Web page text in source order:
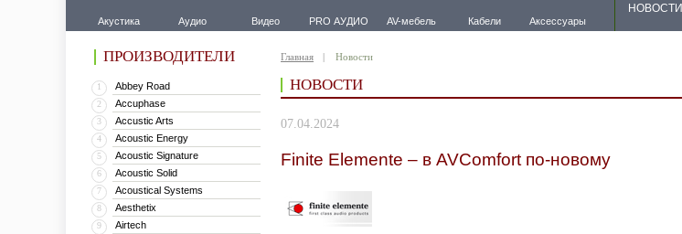
Акустика Аудио Видео PRO АУДИО AV-мебель Кабели Аксессуары
НОВОСТИ
ПРОИЗВОДИТЕЛИ
1 Abbey Road
2 Accuphase
3 Accustic Arts
4 Acoustic Energy
5 Acoustic Signature
6 Acoustic Solid
7 Acoustical Systems
8 Aesthetix
9 Airtech
Главная Новости
НОВОСТИ
07.04.2024
Finite Elemente – в AVComfort по-новому